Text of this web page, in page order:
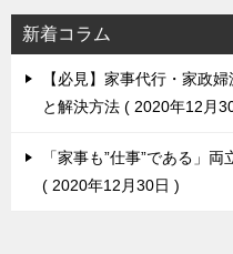
新着コラム
【必見】家事代行・家政
と解決方法
2020年12月
「家事も”仕事”である」
2020年12月30日